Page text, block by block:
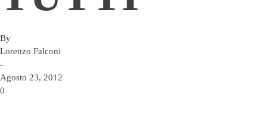
By
Lorenzo Falconi
-
Agosto 23, 2012
0